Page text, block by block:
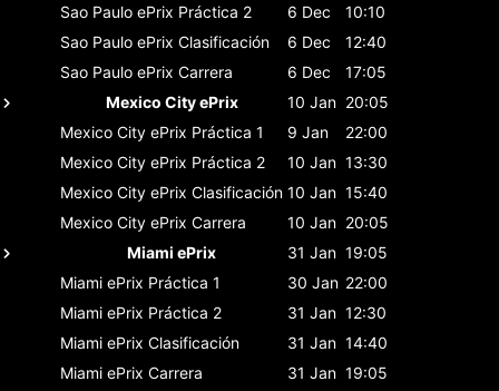
Sao Paulo ePrix Práctica 2 6 Dec
10:10
Sao Paulo ePrix Clasificación 6 Dec
12:40
Sao Paulo ePrix Carrera 6 Dec
17:05
Mexico City ePrix
10 Jan 20:05
Mexico City ePrix Práctica 1 9 Jan
22:00
Mexico City ePrix Práctica 2 10 Jan 13:30
Mexico City ePrix Clasificación 10 Jan 15:40
Mexico City ePrix Carrera 10 Jan 20:05
Miami ePrix
31 Jan 19:05
Miami ePrix Práctica 1 30 Jan 22:00
Miami ePrix Práctica 2 31 Jan 12:30
Miami ePrix Clasificación 31 Jan 14:40
Miami ePrix Carrera 31 Jan 19:05